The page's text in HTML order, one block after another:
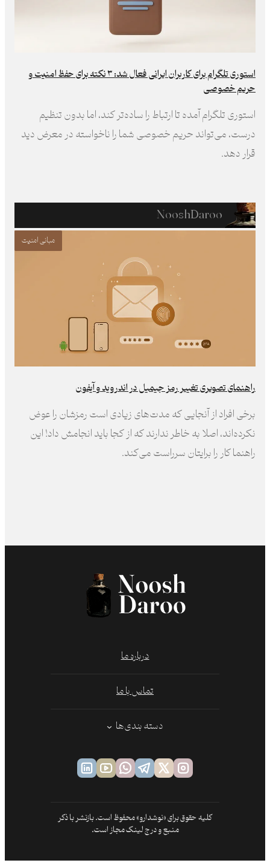
استوری تلگرام برای کاربران ایرانی فعال شد: ۳ نکته برای حفظ امنیت و
حریم خصوصی
استوری تلگرام آمده تا ارتباط را ساده‌تر کند، اما بدون تنظیم
درست، می‌تواند حریم خصوصی شما را ناخواسته در معرض دید
قرار دهد.
NooshDaroo
مبانی امنیت
راهنمای تصویری تغییر رمز جیمیل در اندروید و آیفون
برخی افراد از آنجایی که مدت‌های زیادی است رمز‌شان را عوض
نکرده‌اند، اصلا به خاطر ندارند که از کجا باید انجامش داد! این
راهنما کار را برایتان سرراست می‌کند.
درباره ما
تماس با ما
دسته بندی‌ها
کلیه حقوق برای «نوشدارو» محفوظ است. بازنشر با ذکر
منبع و درج لینک مجاز است.